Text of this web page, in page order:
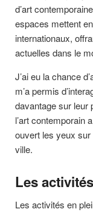
d’art
espaces mettent
internationaux,
actuelles dans le
J’ai eu la chance
m’a permis
davantage sur leur
l’art contemporain
ouvert les yeux
ville.
Les
Les activités en